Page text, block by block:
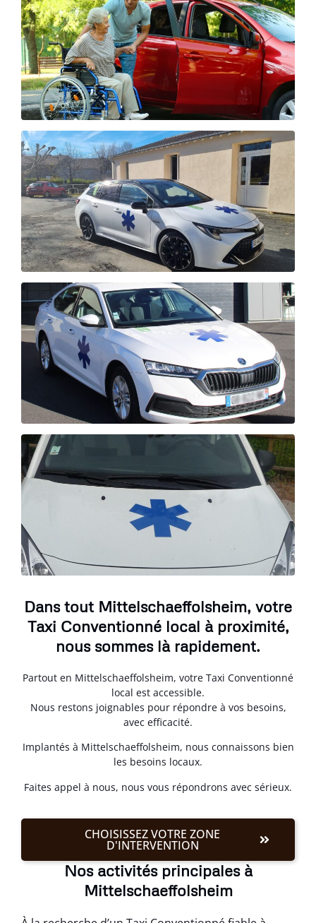
Dans tout Mittelschaeffolsheim, votre
Taxi Conventionné local à proximité,
nous sommes là rapidement.
Partout en Mittelschaeffolsheim, votre Taxi Conventionné
local est accessible.
Nous restons joignables pour répondre à vos besoins,
avec efficacité.
Implantés à Mittelschaeffolsheim, nous connaissons bien
les besoins locaux.
Faites appel à nous, nous vous répondrons avec sérieux.
CHOISISSEZ VOTRE ZONE
D'INTERVENTION
Nos activités principales à
Mittelschaeffolsheim